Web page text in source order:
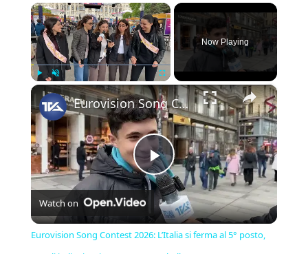
×
Unmute Fullscreen
Now Playing
×
Play
Video
Eurovision Song Contest 2026: L’Italia si ferma al 5° posto, ma gli italiani a Vienna cantano e ball
Watch on
Eurovision Song Contest 2026: L’Italia si ferma al 5° posto,